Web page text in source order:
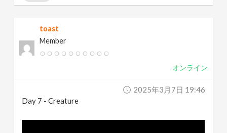
toast
Member
オンライン
2025年3月7日 19:46
Day 7 - Creature